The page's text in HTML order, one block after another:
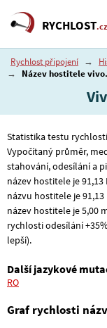
RYCHLOST.cz
Rychlost připojení →
→
Název hostitele
Statistika testu
Vypočítaný průměr,
stahování, odesílání a
název hostitele je 91,13
názvu hostitele je 91,13
název hostitele je 5,00
rychlosti odesílání
lepší).
Další jazykové
RO
Graf rychlosti